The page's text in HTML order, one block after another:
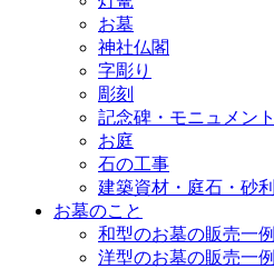
お墓
神社仏閣
字彫り
彫刻
記念碑・モニュメント
お庭
石の工事
建築資材・庭石・砂利
お墓のこと
和型のお墓の販売一例
洋型のお墓の販売一例